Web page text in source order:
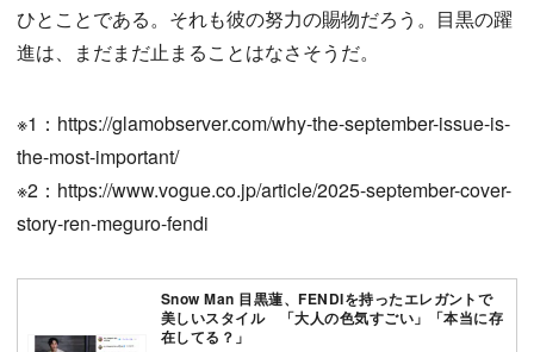
ひとことである。それも彼の努力の賜物だろう。目黒の躍
進は、まだまだ止まることはなさそうだ。
※1：https://glamobserver.com/why-the-september-issue-is-
the-most-important/
※2：https://www.vogue.co.jp/article/2025-september-cover-
story-ren-meguro-fendi
Snow Man 目黒蓮、FENDIを持ったエレガントで
美しいスタイル 「大人の色気すごい」「本当に存
在してる？」